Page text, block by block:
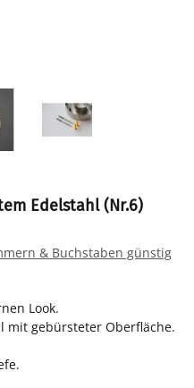
Edelstahl (Nr.6)
& Buchstaben günstig
Look.
mit gebürsteter Oberfläche.